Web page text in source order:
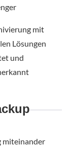
mit
Lösungen
und
miteinander